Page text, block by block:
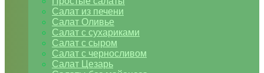
Салат из печени
Салат Оливье
Салат с сухариками
Салат с сыром
Салат с черносливом
Салат Цезарь